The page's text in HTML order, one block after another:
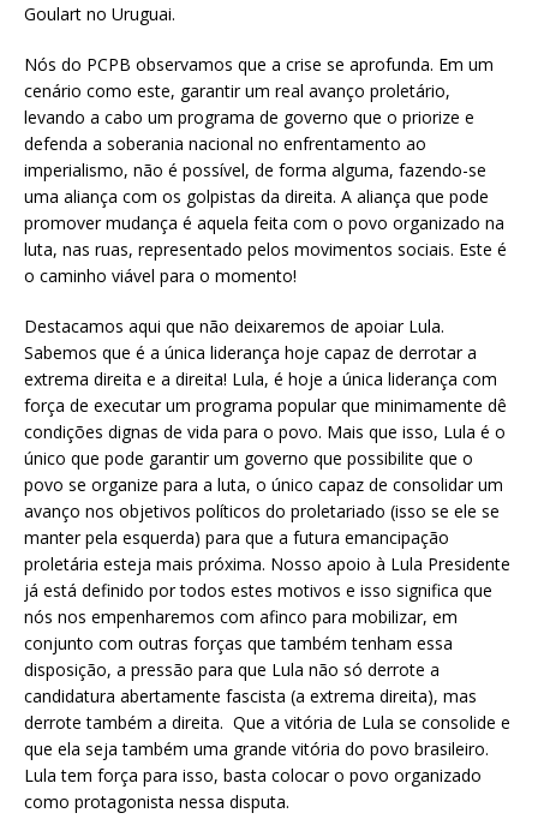
Goulart no Uruguai.
Nós do PCPB observamos que a crise se aprofunda. Em um
cenário como este, garantir um real avanço proletário,
levando a cabo um programa de governo que o priorize e
defenda a soberania nacional no enfrentamento ao
imperialismo, não é possível, de forma alguma, fazendo-se
uma aliança com os golpistas da direita. A aliança que pode
promover mudança é aquela feita com o povo organizado na
luta, nas ruas, representado pelos movimentos sociais. Este é
o caminho viável para o momento!
Destacamos aqui que não deixaremos de apoiar Lula.
Sabemos que é a única liderança hoje capaz de derrotar a
extrema direita e a direita! Lula, é hoje a única liderança com
força de executar um programa popular que minimamente dê
condições dignas de vida para o povo. Mais que isso, Lula é o
único que pode garantir um governo que possibilite que o
povo se organize para a luta, o único capaz de consolidar um
avanço nos objetivos políticos do proletariado (isso se ele se
manter pela esquerda) para que a futura emancipação
proletária esteja mais próxima. Nosso apoio à Lula Presidente
já está definido por todos estes motivos e isso significa que
nós nos empenharemos com afinco para mobilizar, em
conjunto com outras forças que também tenham essa
disposição, a pressão para que Lula não só derrote a
candidatura abertamente fascista (a extrema direita), mas
derrote também a direita. Que a vitória de Lula se consolide e
que ela seja também uma grande vitória do povo brasileiro.
Lula tem força para isso, basta colocar o povo organizado
como protagonista nessa disputa.